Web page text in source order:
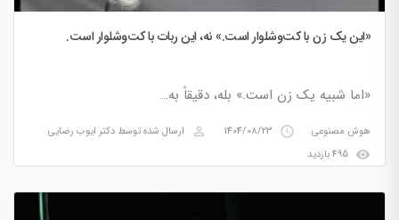
«این یک زن با کت‌وشلوار است.» نه، این ربات با کت‌وشلوار است.
«اما شبیه یک زن است.» بله، دقیقاً به…
هوش مصنوعی access_time
1404/08/23
perm_identity ارسال شده توسط دکتر ایوب رضایی
visibility